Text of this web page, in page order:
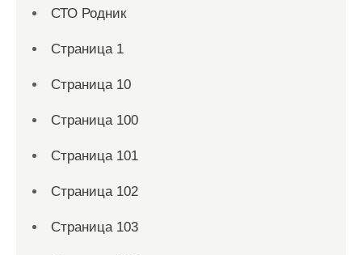
СТО Родник
Страница 1
Страница 10
Страница 100
Страница 101
Страница 102
Страница 103